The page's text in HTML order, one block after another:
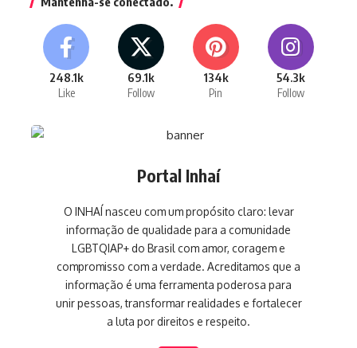
248.1k
Like
69.1k
Follow
134k
Pin
54.3k
Follow
Portal Inhaí
O INHAÍ nasceu com um propósito claro: levar
informação de qualidade para a comunidade
LGBTQIAP+ do Brasil com amor, coragem e
compromisso com a verdade. Acreditamos que a
informação é uma ferramenta poderosa para
unir pessoas, transformar realidades e fortalecer
a luta por direitos e respeito.